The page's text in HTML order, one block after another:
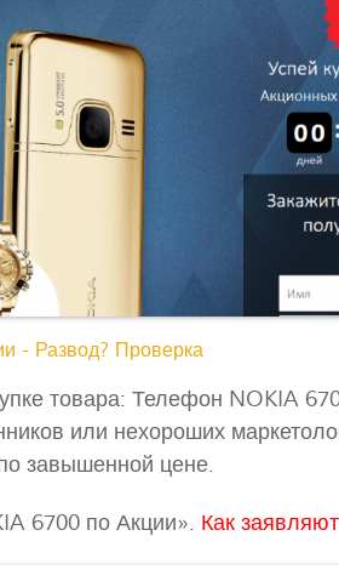
- Развод? Проверка
товара: Телефон NOKIA
или нехороших
завышенной цене.
6700 по Акции». Как